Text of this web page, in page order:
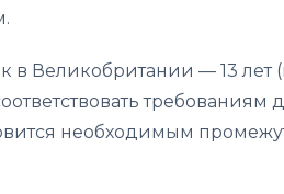
в Великобритании — 13 лет
требованиям
необходимым